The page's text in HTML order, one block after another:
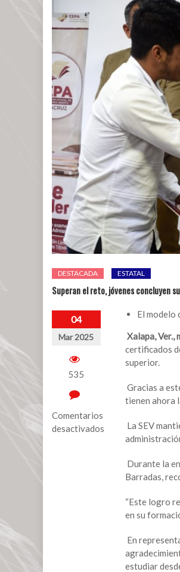
DESTACADA ESTATAL
Superan el reto, jóvenes concluyen
04
Mar 2025
535
Comentarios
desactivados
El modelo
Xalapa, Ver.,
certificados
superior.
Gracias a
tienen ahora
La SEV
Durante la
Barradas,
“Este logro
en su
En
estudiar